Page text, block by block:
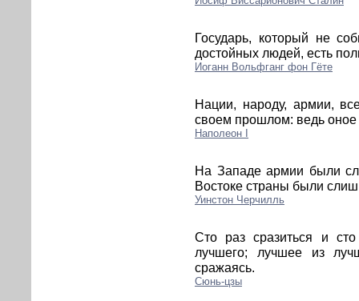
Государь, который не
достойных людей, есть
Иоганн Вольфганг фон Гёте
Нации, народу, армии,
своем прошлом: ведь оное
Наполеон I
На Западе армии были
Востоке страны были
Уинстон Черчилль
Сто раз сразиться и
лучшего; лучшее из
сражаясь.
Сюнь-цзы